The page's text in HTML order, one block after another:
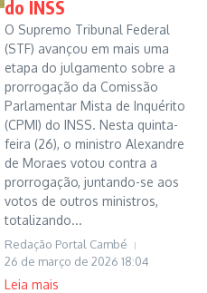
do INSS
O Supremo Tribunal Federal
(STF) avançou em mais uma
etapa do julgamento sobre a
prorrogação da Comissão
Parlamentar Mista de Inquérito
(CPMI) do INSS. Nesta quinta-
feira (26), o ministro Alexandre
de Moraes votou contra a
prorrogação, juntando-se aos
votos de outros ministros,
totalizando...
Redação Portal Cambé
26 de março de 2026 18:04
Leia mais